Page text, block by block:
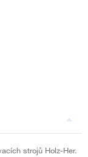
strojů Holz-Her.